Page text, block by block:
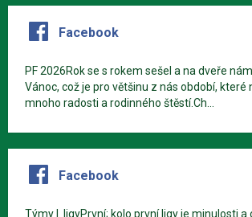
Facebook
PF 2026Rok se s rokem sešel a na dveře
Vánoc, což je pro většinu z nás období, které
mnoho radosti a rodinného štěstí.Ch...
Facebook
Týmy I. ligyPrvní; kolo první ligy je minulosti a